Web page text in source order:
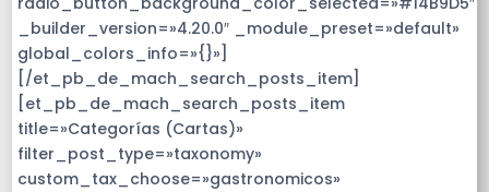
_builder_version=»4.20.0″ _module_preset=»default»
global_colors_info=»{}»]
[/et_pb_de_mach_search_posts_item]
[et_pb_de_mach_search_posts_item
title=»Categorías (Cartas)»
filter_post_type=»taxonomy»
custom_tax_choose=»gastronomicos»